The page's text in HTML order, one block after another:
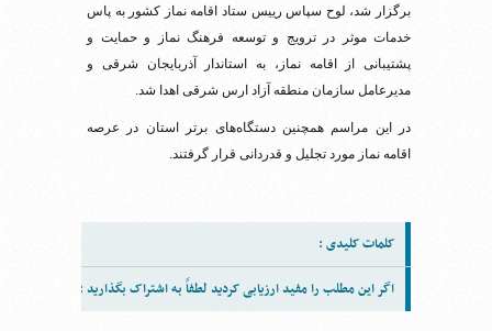
برگزار شد، لوح سپاس رییس ستاد اقامه نماز کشور به پاس
خدمات موثر در ترویج و توسعه فرهنگ نماز و حمایت و
پشتیبانی از اقامه نماز، به استاندار آذربایجان شرقی و
مدیرعامل سازمان منطقه آزاد ارس شرقی اهدا شد.
در این مراسم همچنین دستگاه‌های برتر استان در عرصه
اقامه نماز مورد تجلیل و قدردانی قرار گرفتند.
کلمات کلیدی :
اگر این مطلب را مفید ارزیابی کردید لطفاً به اشتراک بگذارید :